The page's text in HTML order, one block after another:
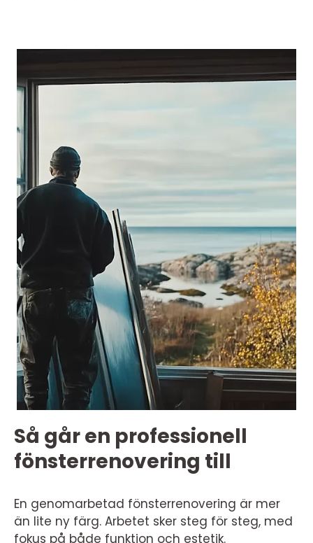
Så går en professionell
fönsterrenovering till
En genomarbetad fönsterrenovering är mer
än lite ny färg. Arbetet sker steg för steg, med
fokus på både funktion och estetik.